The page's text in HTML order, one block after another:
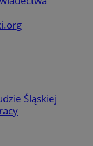
Śląskiej